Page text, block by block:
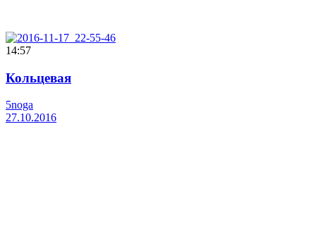
14:57
Кольцевая
5noga
27.10.2016